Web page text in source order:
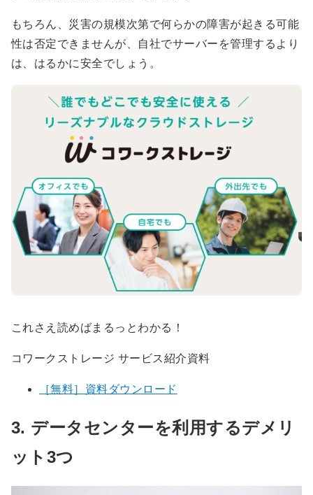
もちろん、災害の規模次第で何らかの障害が起きる可能
性は否定できませんが、自社でサーバーを管理するより
は、はるかに安全でしょう。
これさえ読めばまるっとわかる！
コワークストレージ サービス紹介資料
［無料］資料ダウンロード
3. データセンターを利用するデメリ
ット3つ